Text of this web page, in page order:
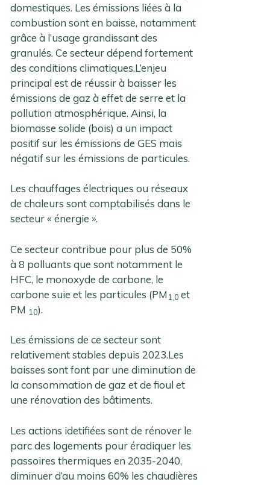
domestiques. Les émissions liées à la
combustion sont en baisse, notamment
grâce à l’usage grandissant des
granulés. Ce secteur dépend fortement
des conditions climatiques.L’enjeu
principal est de réussir à baisser les
émissions de gaz à effet de serre et la
pollution atmosphérique. Ainsi, la
biomasse solide (bois) a un impact
positif sur les émissions de GES mais
négatif sur les émissions de particules.
Les chauffages électriques ou réseaux
de chaleurs sont comptabilisés dans le
secteur « énergie ».
Ce secteur contribue pour plus de 50%
à 8 polluants que sont notamment le
HFC, le monoxyde de carbone, le
carbone suie et les particules (PM 1,0et
PM 10).
Les émissions de ce secteur sont
relativement stables depuis 2023.Les
baisses sont font par une diminution de
la consommation de gaz et de fioul et
une rénovation des bâtiments.
Les actions idetifiées sont de rénover le
parc des logements pour éradiquer les
passoires thermiques en 2035-2040,
diminuer d’au moins 60% les chaudières